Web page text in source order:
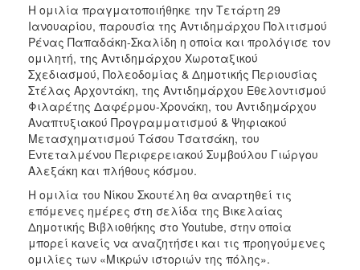
Η ομιλία πραγματοποιήθηκε την Τετάρτη 29
Ιανουαρίου, παρουσία της Αντιδημάρχου Πολιτισμού
Ρένας Παπαδάκη-Σκαλίδη η οποία και προλόγισε τον
ομιλητή, της Αντιδημάρχου Χωροταξικού
Σχεδιασμού, Πολεοδομίας & Δημοτικής Περιουσίας
Στέλας Αρχοντάκη, της Αντιδημάρχου Εθελοντισμού
Φιλαρέτης Δαφέρμου-Χρονάκη, του Αντιδημάρχου
Αναπτυξιακού Προγραμματισμού & Ψηφιακού
Μετασχηματισμού Τάσου Τσατσάκη, του
Εντεταλμένου Περιφερειακού Συμβούλου Γιώργου
Αλεξάκη και πλήθους κόσμου.
Η ομιλία του Νίκου Σκουτέλη θα αναρτηθεί τις
επόμενες ημέρες στη σελίδα της Βικελαίας
Δημοτικής Βιβλιοθήκης στο Youtube, στην οποία
μπορεί κανείς να αναζητήσει και τις προηγούμενες
ομιλίες των «Μικρών ιστοριών της πόλης».